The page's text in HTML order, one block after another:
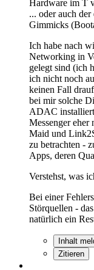
Hardware im T
... oder auch
Gimmicks
Ich habe nach
Networking in
gelegt sind (ich
ich nicht noch
keinen Fall
bei mir solche
ADAC
Messenger
Maid und
zu betrachten -
Apps, deren
Verstehst, was
Bei einer
Störquellen -
natürlich ein
Inhalt
Zitieren